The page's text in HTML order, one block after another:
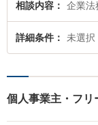
相談内容 企業法
詳細条件 未選択
個人事業主・フ